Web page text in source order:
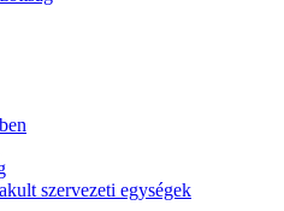
szervezeti egységek